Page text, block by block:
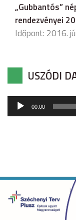
„Gubbantós”
rendezvényei
Időpont: 2016.
USZÓDI
Audió
lejátszó
00:00
Copyright ©